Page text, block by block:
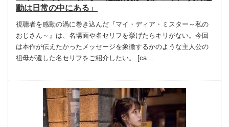
動は日常の中にある」
視聴者を感動の渦に巻き込んだ『マイ・ディア・ミスター～私の
おじさん～』は、名場面や名セリフを挙げたらキリがない。今回
は本作が伝えたかったメッセージを象徴するかのような主人公の
祖母が遺した名セリフをご紹介したい。 [ca…